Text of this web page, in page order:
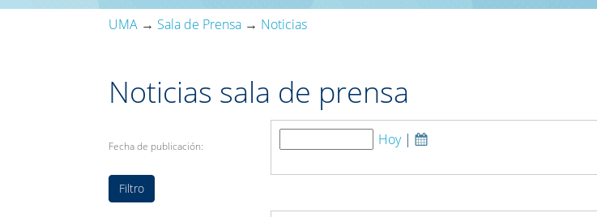
UMA → Sala de Prensa → Noticias
Noticias sala de prensa
Fecha de publicación: Hoy|